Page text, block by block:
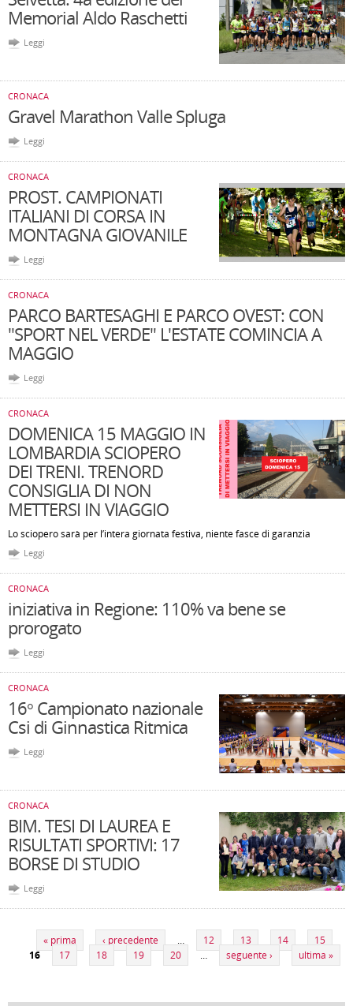
Memorial Aldo Raschetti
Leggi
CRONACA
Gravel Marathon Valle Spluga
Leggi
CRONACA
PROST. CAMPIONATI
ITALIANI DI CORSA IN
MONTAGNA GIOVANILE
Leggi
CRONACA
PARCO BARTESAGHI E PARCO OVEST: CON
"SPORT NEL VERDE" L'ESTATE COMINCIA A
MAGGIO
Leggi
CRONACA
DOMENICA 15 MAGGIO IN
LOMBARDIA SCIOPERO
DEI TRENI. TRENORD
CONSIGLIA DI NON
METTERSI IN VIAGGIO
Lo sciopero sarà per l’intera giornata festiva, niente fasce di garanzia
Leggi
CRONACA
iniziativa in Regione: 110% va bene se
prorogato
Leggi
CRONACA
16° Campionato nazionale
Csi di Ginnastica Ritmica
Leggi
CRONACA
BIM. TESI DI LAUREA E
RISULTATI SPORTIVI: 17
BORSE DI STUDIO
Leggi
« prima ‹ precedente … 12 13 14
15
16
17 18 19 20 … seguente › ultima »